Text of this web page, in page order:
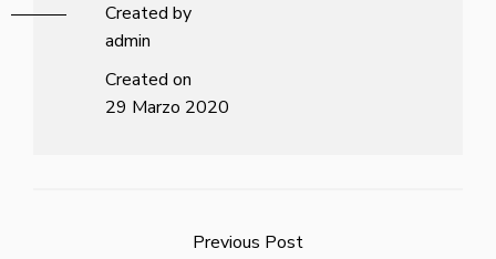
Created by
admin
Created on
29 Marzo 2020
Previous Post